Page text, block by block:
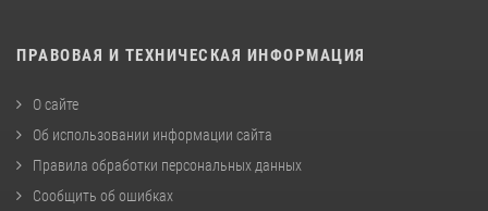
ПРАВОВАЯ И ТЕХНИЧЕСКАЯ ИНФОРМАЦИЯ
О сайте
Об использовании информации сайта
Правила обработки персональных данных
Сообщить об ошибках